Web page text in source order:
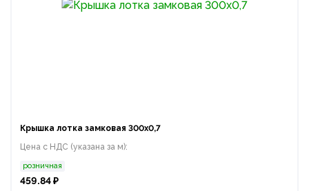
Крышка лотка замковая 300х0,7
Цена с НДС (указана за м):
розничная
459.84 ₽